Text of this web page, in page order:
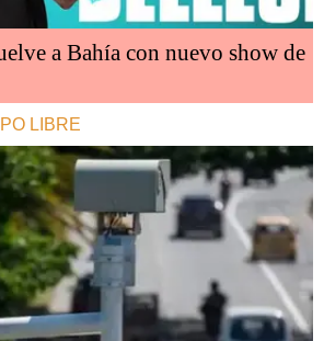
a Bahía con nuevo show de
LIBRE